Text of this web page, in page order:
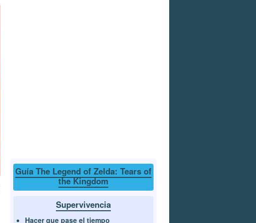
Guía The Legend of Zelda: Tears of
the Kingdom
Supervivencia
Hacer que pase el tiempo